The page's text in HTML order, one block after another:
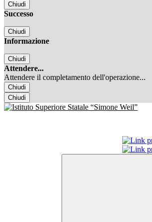
Chiudi
Successo
Chiudi
Informazione
Chiudi
Attendere...
Attendere il completamento dell'operazione...
Chiudi
Chiudi